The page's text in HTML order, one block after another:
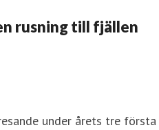
rusning till fjällen
under årets tre första